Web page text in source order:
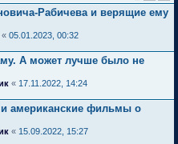
Рабичева и верящие ему
« 05.01.2023, 00:32
А может лучше было не
« 17.11.2022, 14:24
американские фильмы о
« 15.09.2022, 15:27